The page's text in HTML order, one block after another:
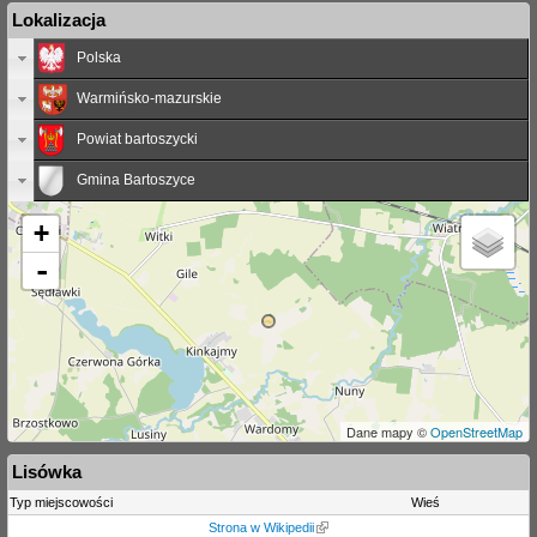
Lokalizacja
Polska
Warmińsko-mazurskie
Powiat bartoszycki
Gmina Bartoszyce
+
-
Dane mapy ©OpenStreetMap
Lisówka
Typ miejscowości
Wieś
Strona w Wikipedii